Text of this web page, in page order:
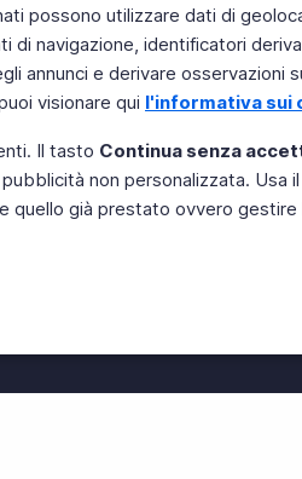
possono utilizzare dati di
navigazione, identificatori
annunci e derivare
visionare qui l'informativa sui
Il tasto Continua senza
non personalizzata. Usa
quello già prestato ovvero